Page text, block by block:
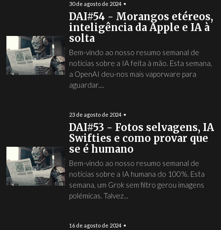
30 de agosto de 2024
DAI#54 - Morangos etéreos,
inteligência da Apple e IA à
solta
Bem-vindo ao nosso resumo semanal de
notícias sobre a IA feita à mão. Esta semana,
a OpenAI deu-nos mais vaporware para
aguardar....
23 de agosto de 2024
DAI#53 - Fotos selvagens, IA
Swifties e como provar que
se é humano
Bem-vindo ao nosso resumo semanal de
notícias sobre a IA humana do 100%. Esta
semana, um Grok sem filtro gerou imagens
polémicas. Talvez...
16 de agosto de 2024